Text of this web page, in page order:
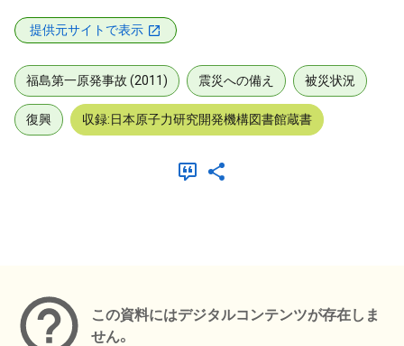
提供元サイトで表示
福島第一原発事故 (2011) 震災への備え 被災状況
復興 収録:日本原子力研究開発機構図書館蔵書
この資料にはデジタルコンテンツが存在しま
せん。